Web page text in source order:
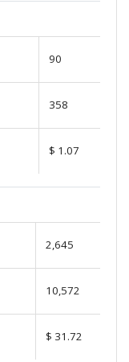
90
358
$ 1.07
2,645
10,572
$ 31.72